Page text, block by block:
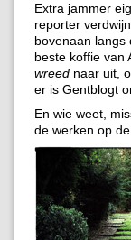
Extra jammer
reporter
bovenaan langs
beste koffie van
wreed naar uit,
er is Gentblogt
En wie weet,
de werken op